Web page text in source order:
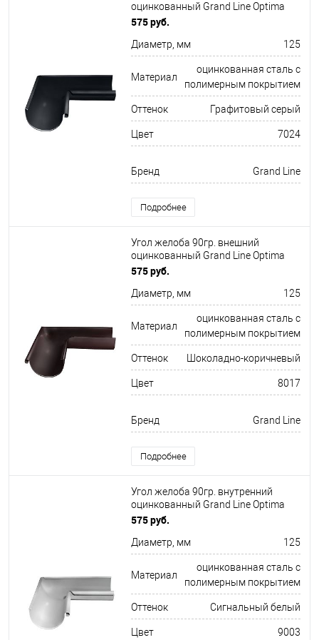
оцинкованный Grand Line Optima
ф125х325мм RAL 7024
575 руб.
Диаметр, мм 125
Материал
оцинкованная сталь с
полимерным покрытием
Оттенок Графитовый серый
Цвет 7024
Бренд Grand Line
Подробнее
Угол желоба 90гр. внешний
оцинкованный Grand Line Optima
ф125х345мм RAL 8017
575 руб.
Диаметр, мм 125
Материал
оцинкованная сталь с
полимерным покрытием
Оттенок Шоколадно-коричневый
Цвет 8017
Бренд Grand Line
Подробнее
Угол желоба 90гр. внутренний
оцинкованный Grand Line Optima
ф125х325мм RAL 9003
575 руб.
Диаметр, мм 125
Материал
оцинкованная сталь с
полимерным покрытием
Оттенок Сигнальный белый
Цвет 9003